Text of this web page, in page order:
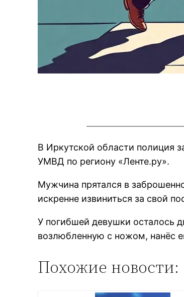
В Иркутской области полиция
УМВД по региону «Ленте.ру».
Мужчина прятался в
искренне извиниться за свой
У погибшей девушки осталось
возлюбленную с ножом, нанёс
Похожие новости: